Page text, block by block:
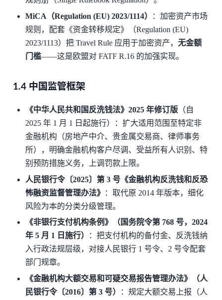
MiCA（Regulation (EU) 2023/1114）
：加密资产市场
规则，配套《资金转移规定》（Regulation (EU)
2023/1113）把 Travel Rule 应用于加密资产，无金额
门槛——这是欧盟对 FATF R.16 的加强实现。
1.4 中国监管框架
《中华人民共和国反洗钱法》2025 年修订版 （自
2025 年 1 月 1 日起施行）：扩大适用范围至特定非
金融机构（房地产中介、贵金属交易商、律师事务
所），明确金融机构客户尽调、受益所有人识别、特
别预防措施义务，上调罚款上限。
人民银行令〔2025〕第 3 号《金融机构反洗钱和反恐
怖融资监督管理办法》
：取代原 2014 年版本，细化
风险为本的分类分级管理。
《非银行支付机构条例》（国务院令第 768 号，2024
年 5 月 1 日施行）
：把支付机构的备付金、反洗钱纳
入行政法规层级，对接人民银行 1 号令、2 号令配套
部门规章。
《金融机构大额交易和可疑交易报告管理办法》（人
民银行令〔2016〕第 3 号）
：规定大额交易上报（人